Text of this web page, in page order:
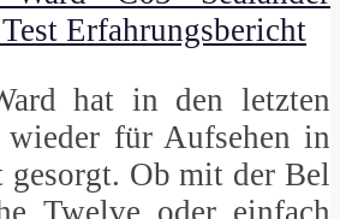
hat in den letzten
wieder für Aufsehen in
gesorgt. Ob mit der Bel